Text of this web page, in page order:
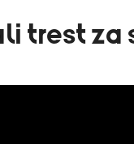
trest za